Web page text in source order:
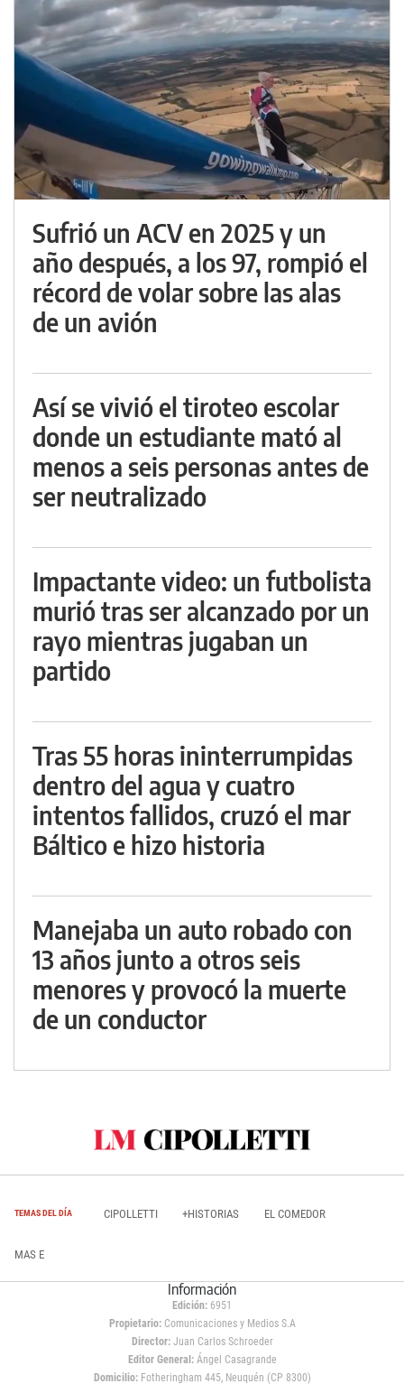
Sufrió un ACV en 2025 y un
año después, a los 97, rompió el
récord de volar sobre las alas
de un avión
Así se vivió el tiroteo escolar
donde un estudiante mató al
menos a seis personas antes de
ser neutralizado
Impactante video: un futbolista
murió tras ser alcanzado por un
rayo mientras jugaban un
partido
Tras 55 horas ininterrumpidas
dentro del agua y cuatro
intentos fallidos, cruzó el mar
Báltico e hizo historia
Manejaba un auto robado con
13 años junto a otros seis
menores y provocó la muerte
de un conductor
TEMAS DEL DÍA CIPOLLETTI +HISTORIAS EL COMEDOR
MAS E
Información
Edición: 6951
Propietario:Comunicaciones y Medios S.A
Director: Juan Carlos Schroeder
Editor General:Ángel Casagrande
Domicilio:Fotheringham 445, Neuquén (CP 8300)